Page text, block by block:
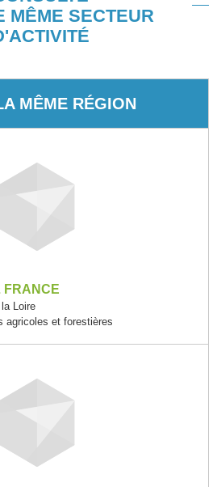
MÊME SECTEUR
MÊME RÉGION
FRANCE
Loire
agricoles et forestières